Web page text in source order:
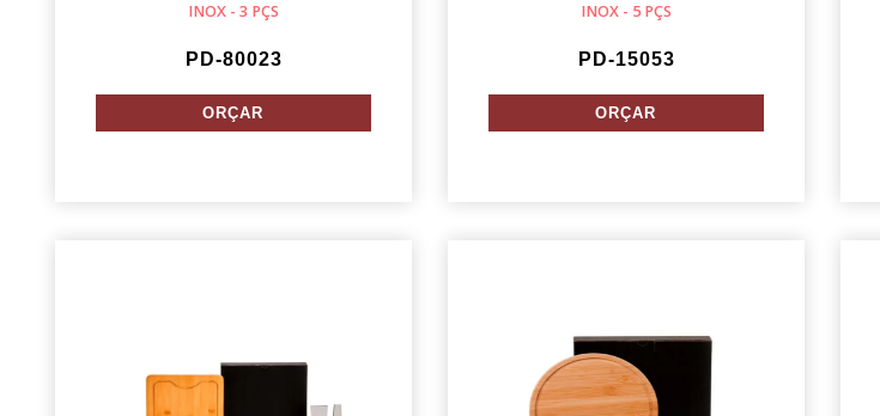
INOX - 3 PÇS
PD-80023
INOX - 5 PÇS
PD-15053